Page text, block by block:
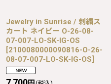
Jewelry in Sunrise / 刺繍ス
カート ネイビー O-26-08-
07-007-LO-SK-IG-OS
[2100080000090816-O-26-
08-07-007-LO-SK-IG-OS]